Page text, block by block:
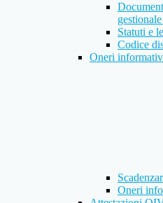
gestionale
Statuti e
Codice
Oneri
Oneri